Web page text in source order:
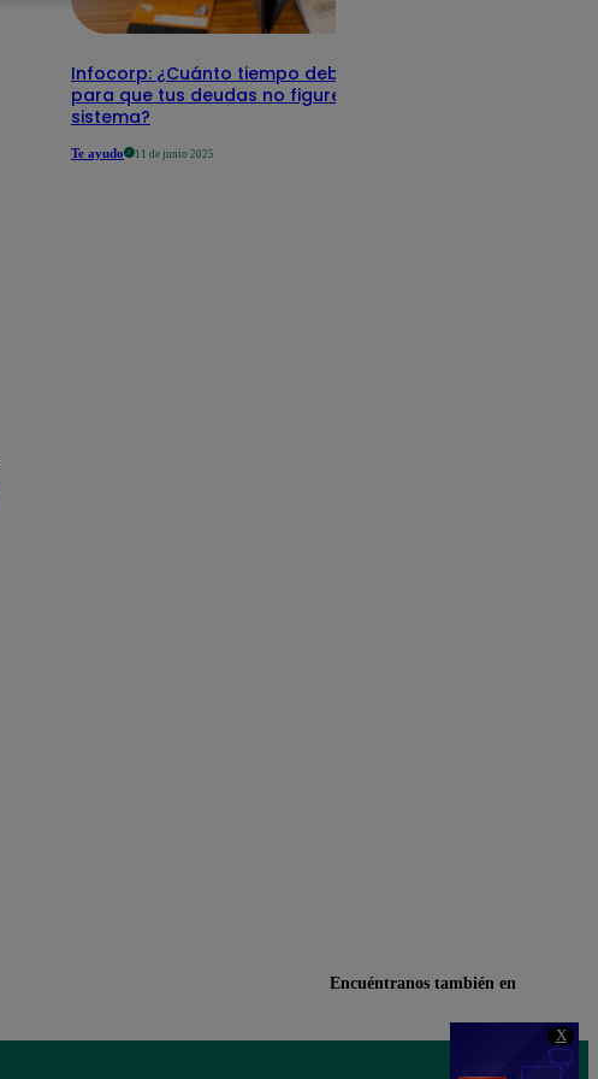
X
Infocorp: ¿Cuánto tiempo debe pasar
para que tus deudas no figuren en su
sistema?
Te ayudo 11 de junio 2025
Encuéntranos también en